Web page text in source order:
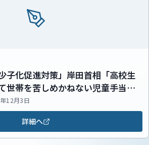
子化促進対策」岸田首相「高校生
世帯を苦しめかねない児童手当と
12月3日
詳細へ